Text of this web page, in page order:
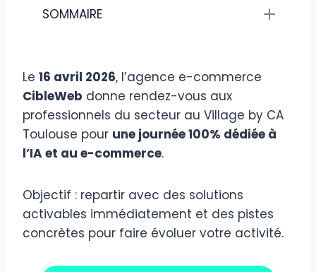
SOMMAIRE
Le 16 avril 2026, l’agence e-commerce
CibleWeb donne rendez-vous aux
professionnels du secteur au Village by CA
Toulouse pour une journée 100% dédiée à
l’IA et au e-commerce.
Objectif : repartir avec des solutions
activables immédiatement et des pistes
concrètes pour faire évoluer votre activité.